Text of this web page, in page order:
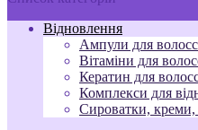
Відновлення
Ампули для
Вітаміни для
Кератин для
Комплекси для
Сироватки, креми,